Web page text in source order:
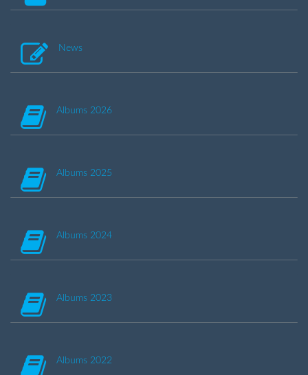
News
Albums 2026
Albums 2025
Albums 2024
Albums 2023
Albums 2022